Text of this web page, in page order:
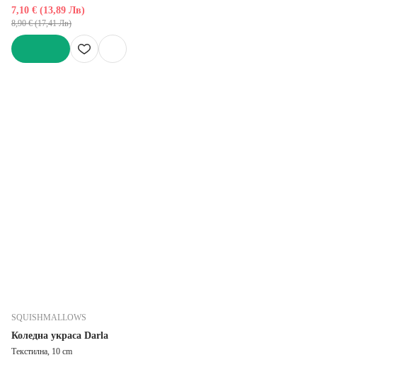
7,10 € (13,89 Лв)
8,90 € (17,41 Лв)
SQUISHMALLOWS
Коледна украса Darla
Текстилна, 10 cm